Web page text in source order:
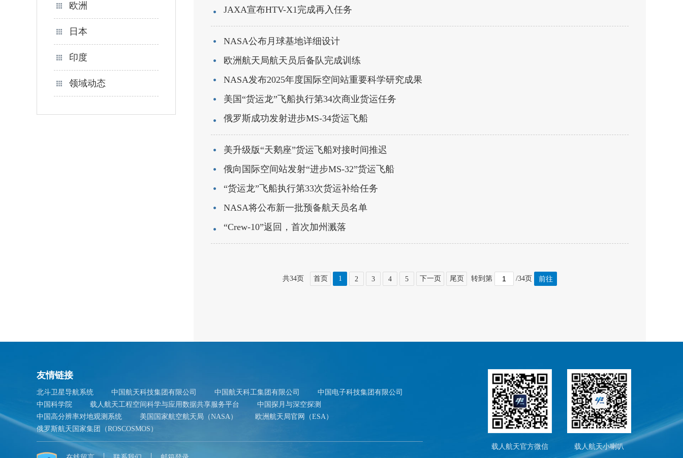
欧洲
日本
印度
领域动态
JAXA宣布HTV-X1完成再入任务
NASA公布月球基地详细设计
欧洲航天局航天员后备队完成训练
NASA发布2025年度国际空间站重要科学研究成果
美国“货运龙”飞船执行第34次商业货运任务
俄罗斯成功发射进步MS-34货运飞船
美升级版“天鹅座”货运飞船对接时间推迟
俄向国际空间站发射“进步MS-32”货运飞船
“货运龙”飞船执行第33次货运补给任务
NASA将公布新一批预备航天员名单
“Crew-10”返回，首次加州溅落
共34页 首页 1 2 3 4 5 下一页 尾页 转到第 /34页
友情链接
北斗卫星导航系统 中国航天科技集团有限公司 中国航天科工集团有限公司
中国电子科技集团有限公司
中国科学院
载人航天工程空间科学与应用数据共享服务平台
中国探月与深空探测
中国高分辨率对地观测系统
美国国家航空航天局（NASA）
欧洲航天局官网（ESA）
俄罗斯航天国家集团（ROSCOSMOS）
载人航天官方微信 载人航天小喇叭